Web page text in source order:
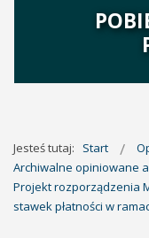
Jesteś tutaj: Start
Archiwalne opiniowane
Projekt rozporządzenia
stawek płatności w